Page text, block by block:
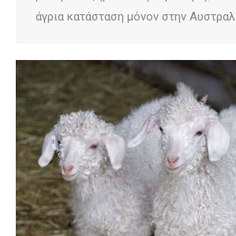
άγρια κατάσταση μόνον στην